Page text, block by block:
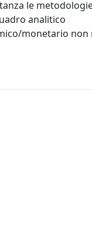
le
analitico
monetario non